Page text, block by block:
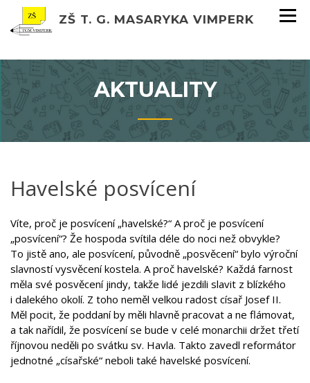
ZŠ T. G. MASARYKA VIMPERK
AKTUALITY
Havelské posvícení
Víte, proč je posvícení „havelské?“ A proč je posvícení
„posvícení“? Že hospoda svítila déle do noci než obvykle?
To jistě ano, ale posvícení, původně „posvěcení“ bylo výroční
slavností vysvěcení kostela. A proč havelské? Každá farnost
měla své posvěcení jindy, takže lidé jezdili slavit z blízkého
i dalekého okolí. Z toho neměl velkou radost císař Josef II.
Měl pocit, že poddaní by měli hlavně pracovat a ne flámovat,
a tak nařídil, že posvícení se bude v celé monarchii držet třetí
říjnovou neděli po svátku sv. Havla. Takto zavedl reformátor
jednotné „císařské“ neboli také havelské posvícení.